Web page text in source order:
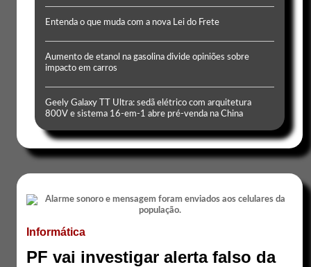
Entenda o que muda com a nova Lei do Frete
Aumento de etanol na gasolina divide opiniões sobre
impacto em carros
Geely Galaxy TT Ultra: sedã elétrico com arquitetura
800V e sistema 16-em-1 abre pré-venda na China
Informática
PF vai investigar alerta falso da